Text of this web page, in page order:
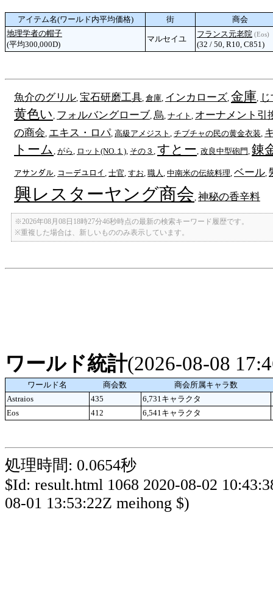
アイテム名(ワールド内平均価格) 街
商会
地理学者の帽子
(平均300,000D)
マルセイユ
フランス元老院 (Eos)
(32 / 50, R10, C851)
魚介のグリル 宝石研磨工具 倉庫 インカローズ 金庫
黄色い フォルバングローブ 烏 ナイト
オーナメント引
の商会 エキス・ロパ, 高級アメジスト チブチャの民の黄金衣装
トーム がら ロット(NO.１) その３ すとー 改良中型砲門 錬
アサンダル コーデユロイ 士官 すお 職人 中南米の伝統料理 ベール
興レスターヤング商会 神秘の香辛料
※2026年08月08日18時27分46秒時点の最新の検索キーワード履歴です。
※重複した場合は、新しいもののみ表示しています。
ワールド統計(2026-08-08
ワールド名 商会数
商会所属キャラ数
Astraios
435 6,731キャラクタ
Eos
412 6,541キャラクタ
処理時間: 0.0654秒
$Id: result.html 1068 2020-08-02
08-01 13:53:22Z meihong $)